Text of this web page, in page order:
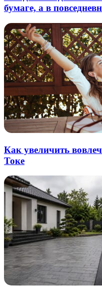
бумаге, а в
Как увеличить
Токе